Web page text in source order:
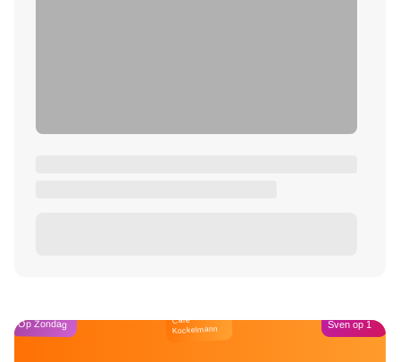
Op Zondag Café
Kockelmann Sven op 1